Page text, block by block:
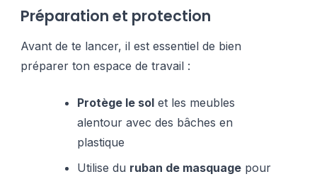
Préparation et protection
Avant de te lancer, il est essentiel de bien
préparer ton espace de travail :
Protège le sol et les meubles
alentour avec des bâches en
plastique
Utilise du ruban de masquage pour